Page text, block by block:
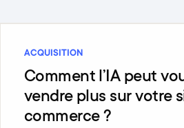
ACQUISITION
Comment l’IA peut
vendre plus sur votre
commerce ?